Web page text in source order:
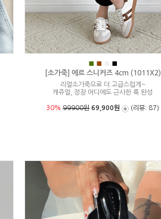
■ ■ ■
[소가죽] 에르 스니커즈 4cm (1011X2)
리얼소가죽으로 더 고급스럽게~
캐쥬얼, 정장 어디에도 근사한 룩 완성
30% 99900원 69,900원 (리뷰: 87)